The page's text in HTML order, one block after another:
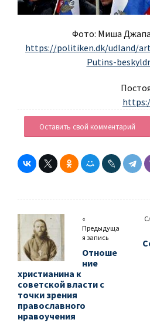
Фото: Миша
https://politiken.dk/udland/
Putins-
Оставить свой комментарий
«
Предыдуща
я запись
Отноше
ние
христианина к
советской власти с
точки зрения
православного
нравоучения